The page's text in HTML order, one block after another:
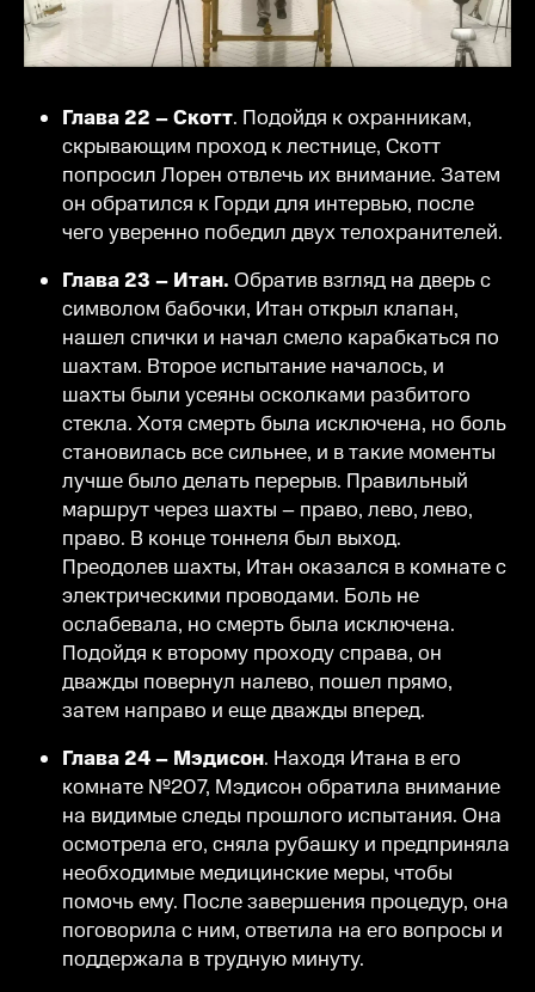
Глава 22 – Скотт. Подойдя к охранникам,
скрывающим проход к лестнице, Скотт
попросил Лорен отвлечь их внимание. Затем
он обратился к Горди для интервью, после
чего уверенно победил двух телохранителей.
Глава 23 – Итан. Обратив взгляд на дверь с
символом бабочки, Итан открыл клапан,
нашел спички и начал смело карабкаться по
шахтам. Второе испытание началось, и
шахты были усеяны осколками разбитого
стекла. Хотя смерть была исключена, но боль
становилась все сильнее, и в такие моменты
лучше было делать перерыв. Правильный
маршрут через шахты – право, лево, лево,
право. В конце тоннеля был выход.
Преодолев шахты, Итан оказался в комнате с
электрическими проводами. Боль не
ослабевала, но смерть была исключена.
Подойдя к второму проходу справа, он
дважды повернул налево, пошел прямо,
затем направо и еще дважды вперед.
Глава 24 – Мэдисон. Находя Итана в его
комнате №207, Мэдисон обратила внимание
на видимые следы прошлого испытания. Она
осмотрела его, сняла рубашку и предприняла
необходимые медицинские меры, чтобы
помочь ему. После завершения процедур, она
поговорила с ним, ответила на его вопросы и
поддержала в трудную минуту.